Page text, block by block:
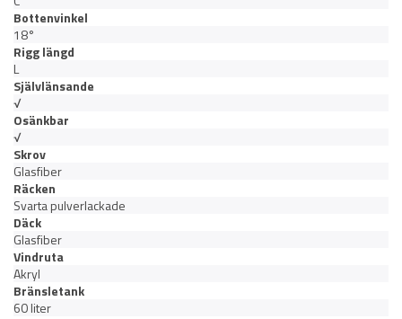
Bottenvinkel
18°
Rigg längd
L
Självlänsande
√
Osänkbar
√
Skrov
Glasfiber
Räcken
Svarta pulverlackade
Däck
Glasfiber
Vindruta
Akryl
Bränsletank
60 liter